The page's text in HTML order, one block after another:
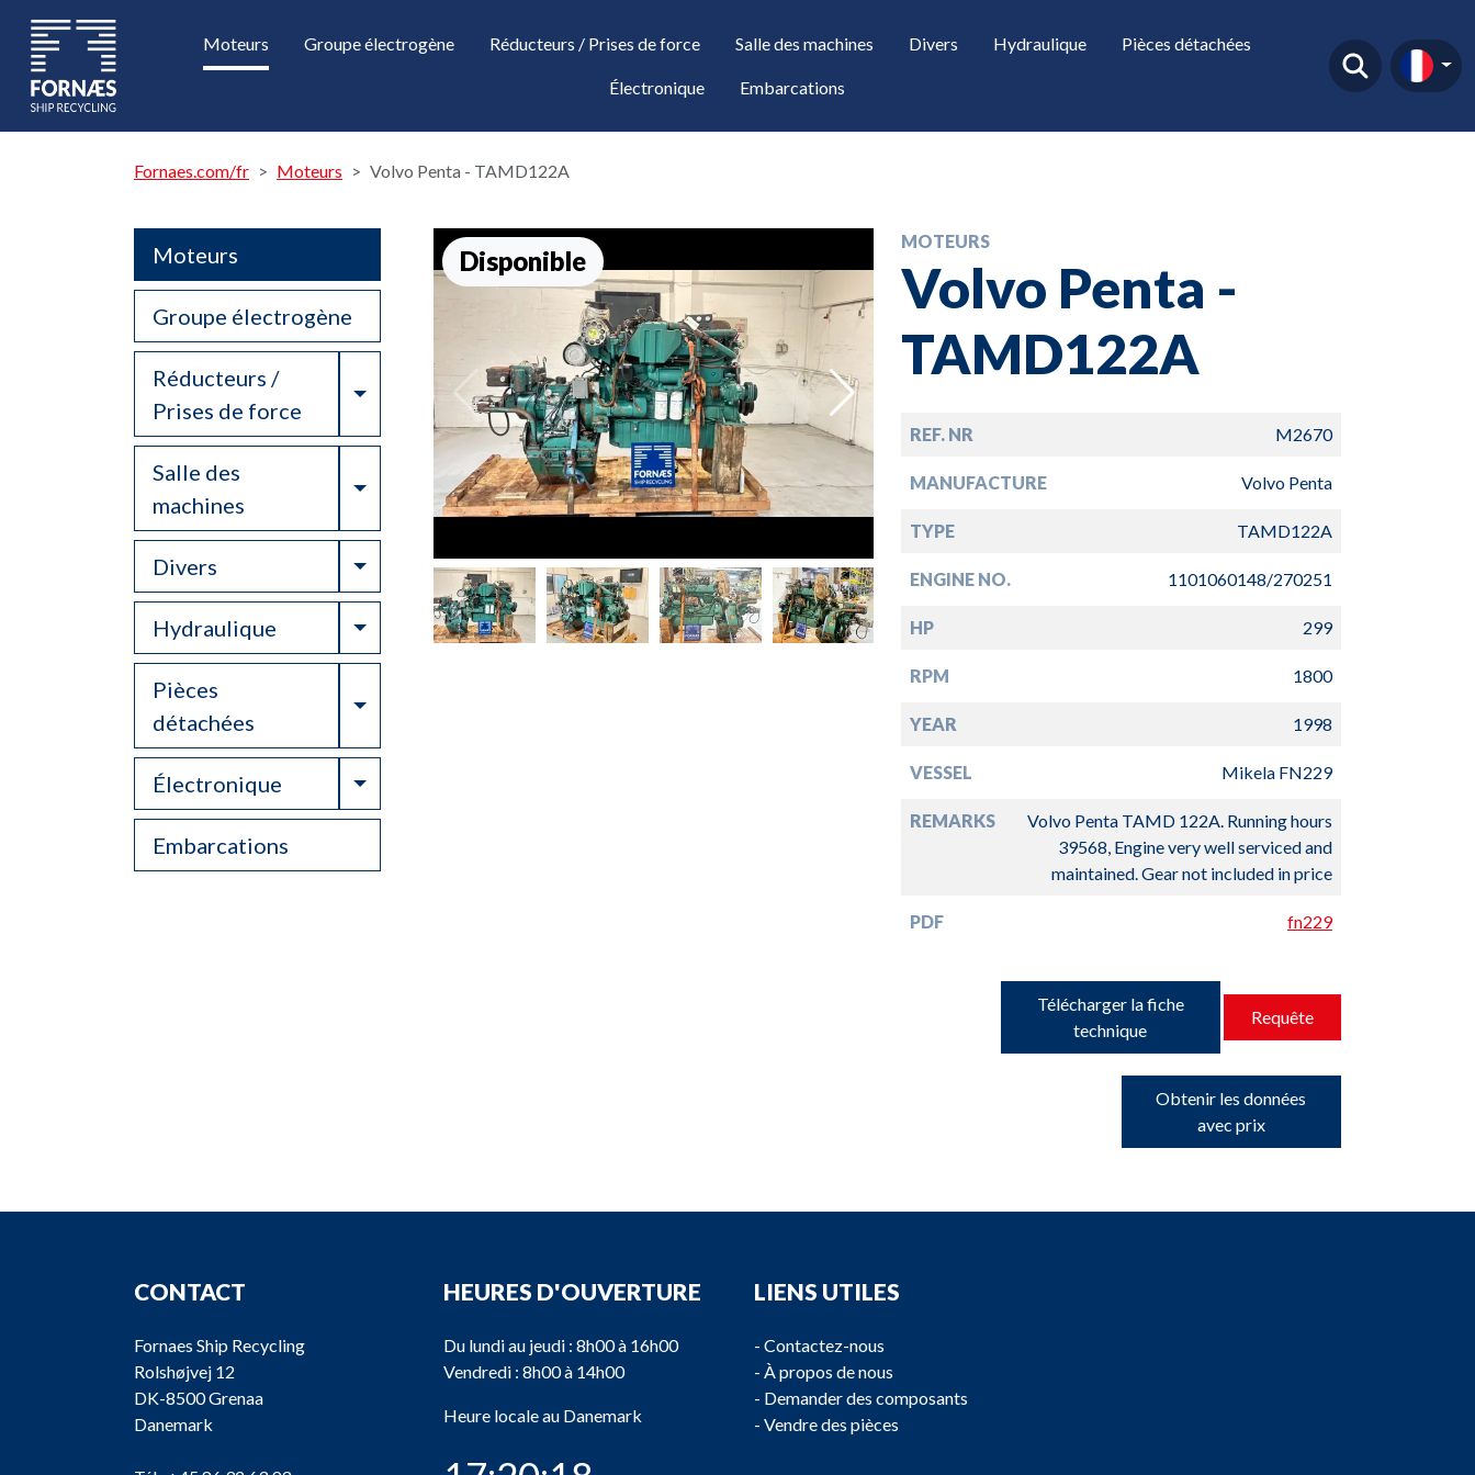
Moteurs Groupe électrogène Réducteurs / Prises de force Salle des machines Divers Hydraulique Pièces détachées
Électronique Embarcations
Fornaes.com/fr Moteurs Volvo Penta - TAMD122A
Moteurs
Groupe électrogène
Réducteurs /
Prises de force
Toggle Dropdown
Salle des
machines
Toggle Dropdown
Divers Toggle Dropdown
Hydraulique Toggle Dropdown
Pièces
détachées
Toggle Dropdown
Électronique Toggle Dropdown
Embarcations
Disponible
MOTEURS
Volvo Penta -
TAMD122A
REF. NR M2670
MANUFACTURE Volvo Penta
TYPE TAMD122A
ENGINE NO. 1101060148/270251
HP 299
RPM 1800
YEAR 1998
VESSEL Mikela FN229
REMARKS
Volvo Penta TAMD 122A. Running hours
39568, Engine very well serviced and
maintained. Gear not included in price
PDF fn229
Télécharger la fiche
technique
Requête
Obtenir les données
avec prix
CONTACT
Fornaes Ship Recycling
Rolshøjvej 12
DK-8500 Grenaa
Danemark
HEURES D'OUVERTURE
Du lundi au jeudi : 8h00 à 16h00
Vendredi : 8h00 à 14h00
Heure locale au Danemark
LIENS UTILES
- Contactez-nous
- À propos de nous
- Demander des composants
- Vendre des pièces